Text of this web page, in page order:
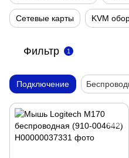
Сетевые карты KVM
Фильтр 1
Подключение